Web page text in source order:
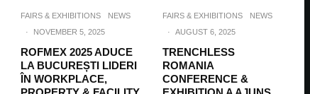
FAIRS & EXHIBITIONS
NEWS
·
NOVEMBER 5, 2025
ROFMEX 2025 ADUCE
LA BUCUREȘTI LIDERI
ÎN WORKPLACE,
FAIRS & EXHIBITIONS
NEWS
·
AUGUST 6, 2025
TRENCHLESS
ROMANIA
CONFERENCE &